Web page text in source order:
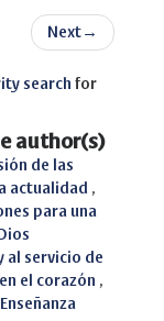
Next →
search for
author(s)
de las
actualidad ,
para una
al servicio de
el corazón ,